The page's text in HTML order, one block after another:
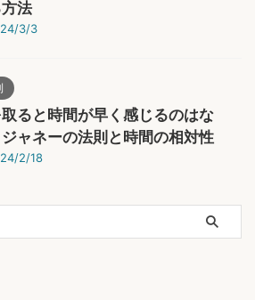
法
3/3
ると時間が早く感じるのはな
ャネーの法則と時間の相対性
2/18